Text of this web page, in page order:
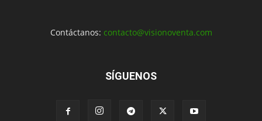
Contáctanos: contacto@visionoventa.com
SÍGUENOS